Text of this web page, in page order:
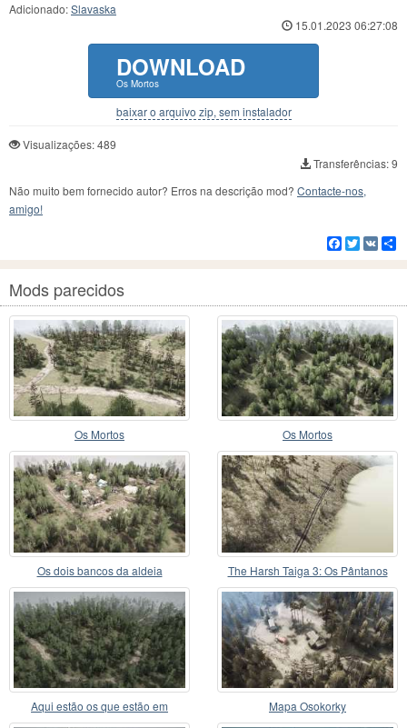
Adicionado:Slavaska
15.01.2023 06:27:08
DOWNLOAD
Os Mortos
baixar o arquivo zip, sem instalador
Visualizações: 489
Transferências: 9
Não muito bem fornecido autor? Erros na descrição mod? Contacte-nos,
amigo!
Facebook
Twitter
VK
Mods parecidos
Os Mortos Os Mortos
Os dois bancos da aldeia The Harsh Taiga 3: Os Pântanos
Aqui estão os que estão em Mapa Osokorky